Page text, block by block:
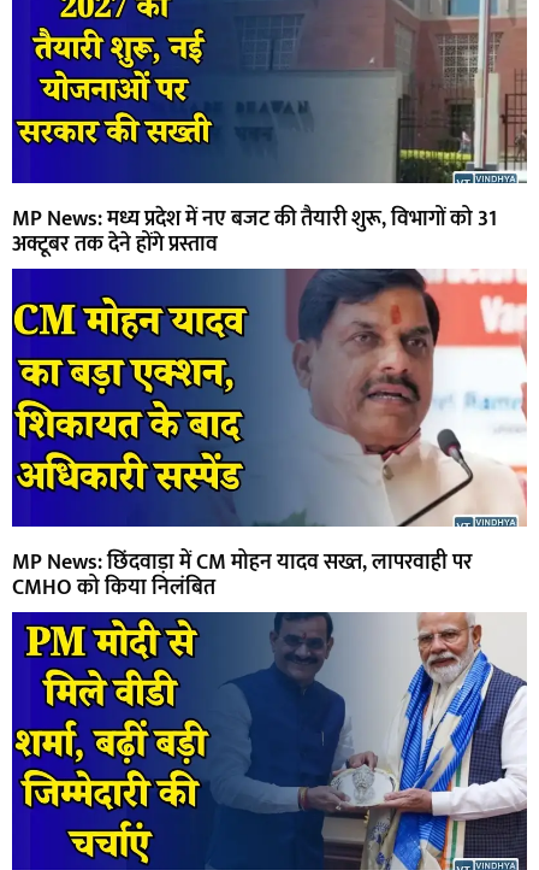
MP News: मध्य प्रदेश में नए बजट की तैयारी शुरू, विभागों को 31
अक्टूबर तक देने होंगे प्रस्ताव
MP News: छिंदवाड़ा में CM मोहन यादव सख्त, लापरवाही पर
CMHO को किया निलंबित